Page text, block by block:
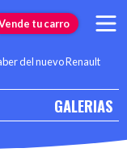
tu carro
del nuevo Renault
GALERIAS